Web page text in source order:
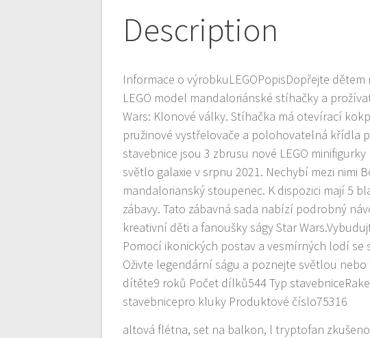
Description
Informace o výrobkuLEGOPopisDopřejte
LEGO model mandaloriánské stíhačky a
Wars: Klonové války. Stíhačka má otevírací
pružinové vystřelovače a polohovatelná křídla
stavebnice jsou 3 zbrusu nové LEGO
světlo galaxie v srpnu 2021. Nechybí mezi nimi
mandalorianský stoupenec. K dispozici mají 5
zábavy. Tato zábavná sada nabízí podrobný
kreativní děti a fanoušky ságy Star
Pomocí ikonických postav a vesmírných lodí
Oživte legendární ságu a poznejte světlou
dítěte9 roků Počet dílků544 Typ
stavebnicepro kluky Produktové číslo75316
altová flétna, set na balkon, l tryptofan